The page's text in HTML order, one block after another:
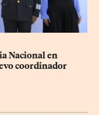
Nacional en
coordinador